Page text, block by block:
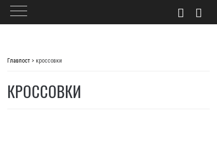
Главпост > кроссовки
КРОССОВКИ